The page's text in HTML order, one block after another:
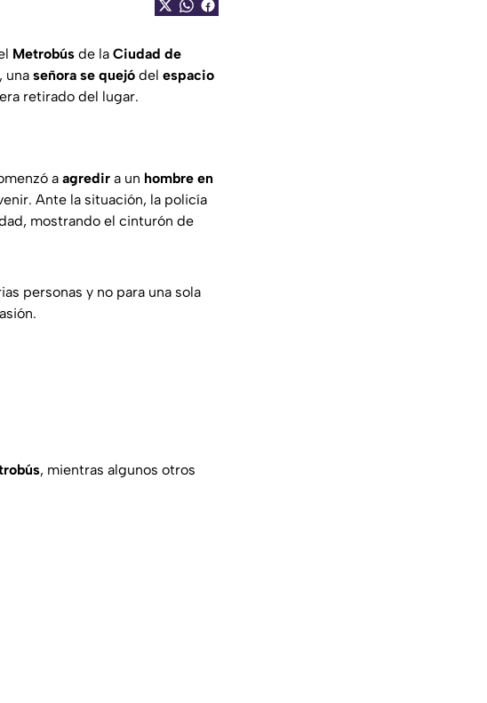
Metrobús de la Ciudad de
una señora se quejó del espacio
retirado del lugar.
a agredir a un hombre en
Ante la situación, la policía
mostrando el cinturón de
personas y no para una sola
, mientras algunos otros